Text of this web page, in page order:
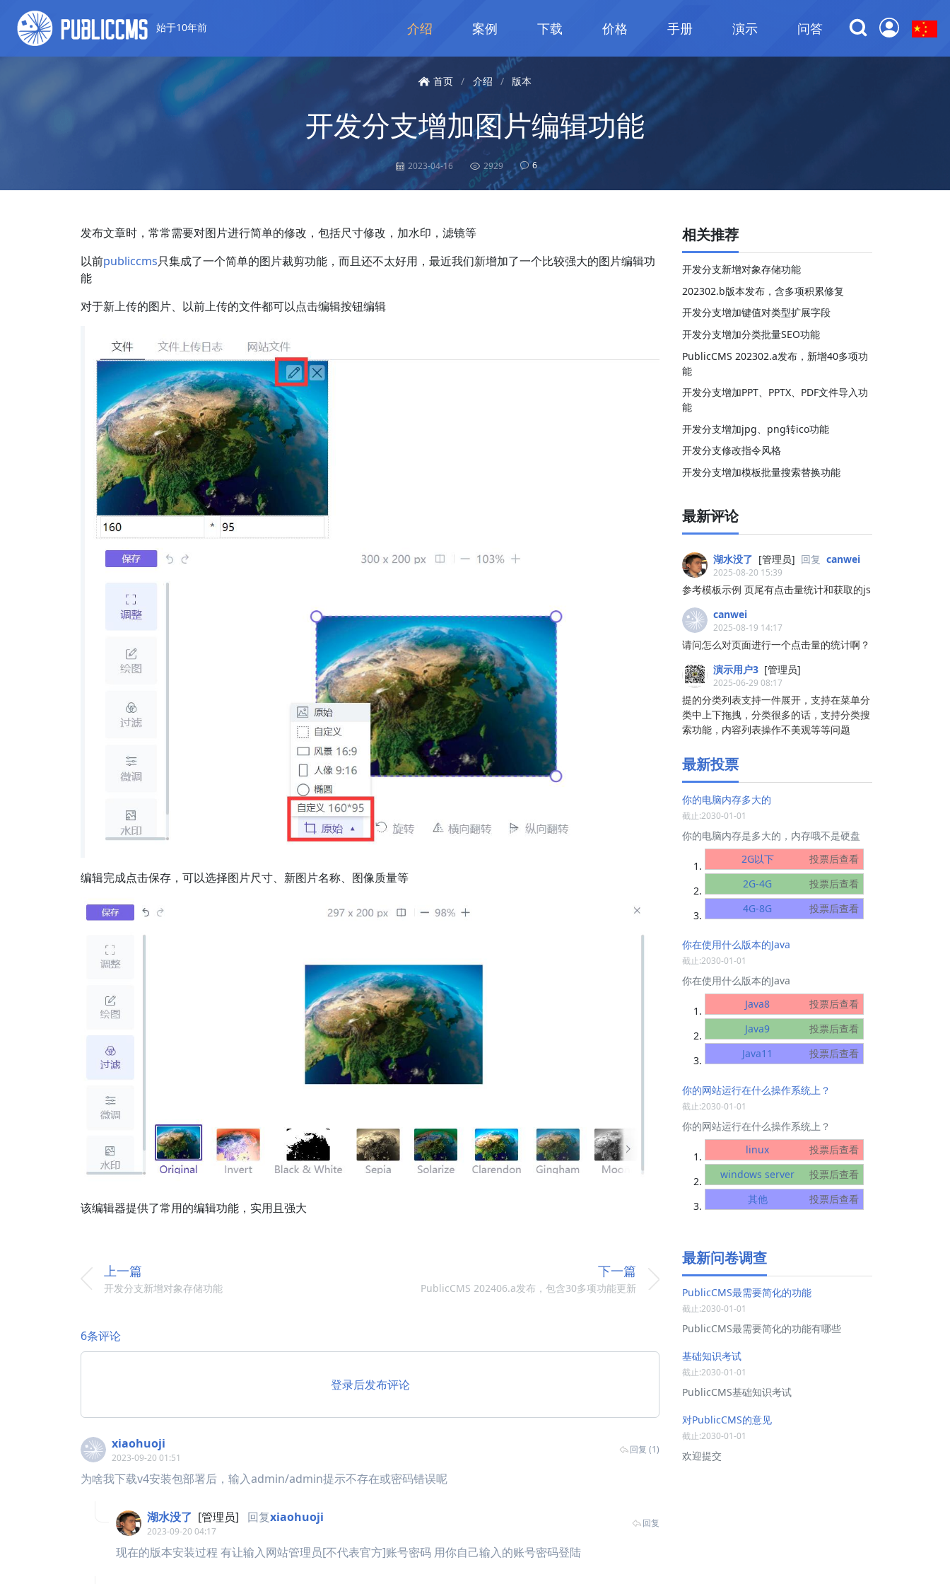
始于10年前 介绍 案例 下载 价格 手册 演示 问答
首页 / 介绍 / 版本
开发分支增加图片编辑功能
2023-04-16 2929 6
发布文章时，常常需要对图片进行简单的修改，包括尺寸修改，加水印，滤镜等
以前publiccms只集成了一个简单的图片裁剪功能，而且还不太好用，最近我们新增加了一个比较强大的图片编辑功
能
对于新上传的图片、以前上传的文件都可以点击编辑按钮编辑
编辑完成点击保存，可以选择图片尺寸、新图片名称、图像质量等
该编辑器提供了常用的编辑功能，实用且强大
上一篇
开发分支新增对象存储功能
下一篇
PublicCMS 202406.a发布，包含30多项功能更新
6条评论
登录后发布评论
xiaohuoji
2023-09-20 01:51
回复 (1)
为啥我下载v4安装包部署后，输入admin/admin提示不存在或密码错误呢
湖水没了 [管理员] 回复xiaohuoji
2023-09-20 04:17
回复
现在的版本安装过程 有让输入网站管理员[不代表官方]账号密码 用你自己输入的账号密码登陆
相关推荐
开发分支新增对象存储功能
202302.b版本发布，含多项积累修复
开发分支增加键值对类型扩展字段
开发分支增加分类批量SEO功能
PublicCMS 202302.a发布，新增40多项功
能
开发分支增加PPT、PPTX、PDF文件导入功
能
开发分支增加jpg、png转ico功能
开发分支修改指令风格
开发分支增加模板批量搜索替换功能
最新评论
湖水没了 [管理员] 回复 canwei
2025-08-20 15:39
参考模板示例 页尾有点击量统计和获取的js
canwei
2025-08-19 14:17
请问怎么对页面进行一个点击量的统计啊？
演示用户3 [管理员]
2025-06-29 08:17
提的分类列表支持一件展开，支持在菜单分
类中上下拖拽，分类很多的话，支持分类搜
索功能，内容列表操作不美观等等问题
最新投票
你的电脑内存多大的
截止:2030-01-01
你的电脑内存是多大的，内存哦不是硬盘
2G以下
投票后查看
2G-4G
投票后查看
4G-8G
投票后查看
你在使用什么版本的Java
截止:2030-01-01
你在使用什么版本的Java
Java8
投票后查看
Java9
投票后查看
Java11
投票后查看
你的网站运行在什么操作系统上？
截止:2030-01-01
你的网站运行在什么操作系统上？
linux
投票后查看
windows server
投票后查看
其他
投票后查看
最新问卷调查
PublicCMS最需要简化的功能
截止:2030-01-01
PublicCMS最需要简化的功能有哪些
基础知识考试
截止:2030-01-01
PublicCMS基础知识考试
对PublicCMS的意见
截止:2030-01-01
欢迎提交